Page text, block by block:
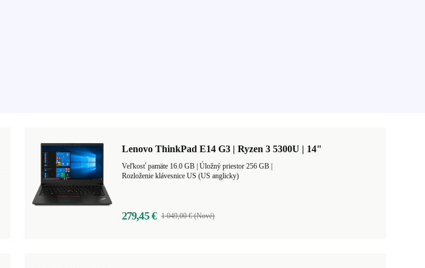
Lenovo ThinkPad E14 G3 | Ryzen 3 5300U | 14"
Rozloženie klávesnice US (US anglicky)
279,45 € 1 049,00 € (Nové)